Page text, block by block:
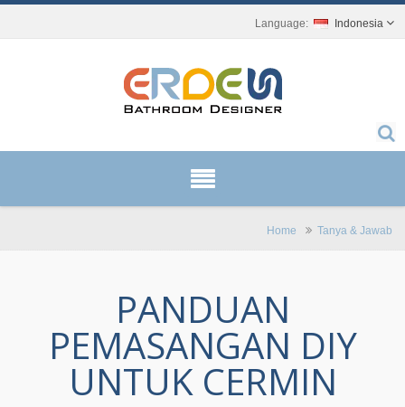
Indonesia
Home Tanya & Jawab
PANDUAN
PEMASANGAN DIY
UNTUK CERMIN